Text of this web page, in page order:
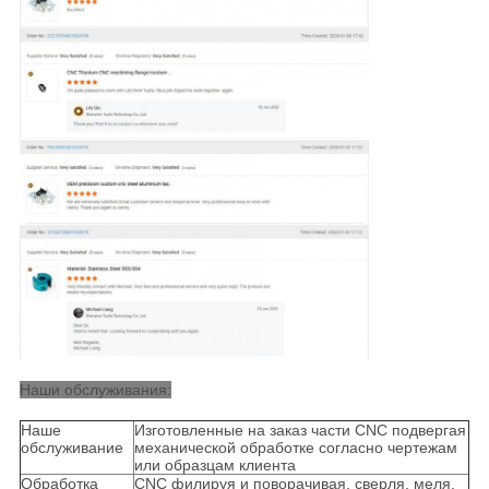
Наши обслуживания:
Наше
обслуживание
Изготовленные на заказ части CNC подвергая
механической обработке согласно чертежам
или образцам клиента
Обработка
CNC филируя и поворачивая, сверля, меля,